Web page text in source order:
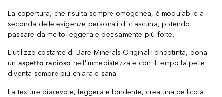
La copertura, che risulta sempre omogenea, è modulabile a
seconda delle esigenze personali di ciascuna, potendo
passare da molto leggera e decisamente più forte.
L'utilizzo costante di Bare Minerals Original Fondotinta, dona
un aspetto radioso nell'immediatezza e con il tempo la pelle
diventa sempre più chiara e sana.
La texture piacevole, leggera e fondente, crea una pellicola